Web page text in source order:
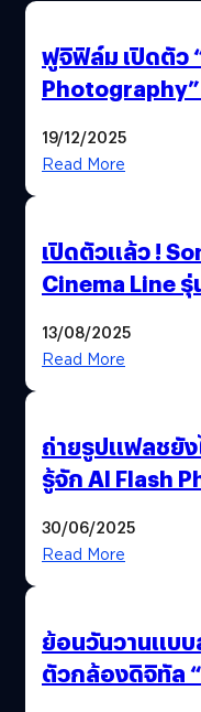
ฟูจิฟิล์ม เปิดตัว
19/12/2025
Read More
เปิดตัวแล้ว !
Cinema Line
13/08/2025
Read More
ถ่ายรูปแฟลชยัง
รู้จัก AI Flash
30/06/2025
Read More
ย้อนวันวานแบ
ตัวกล้องดิจิทัล